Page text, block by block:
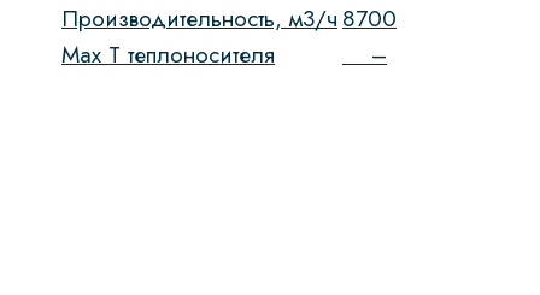
Производительность, м3/ч 8700
Max T теплоносителя
–